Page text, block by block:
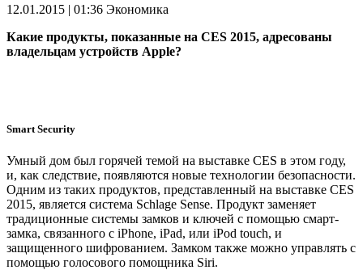
12.01.2015 | 01:36 Экономика
Какие продукты, показанные на CES 2015, адресованы
владельцам устройств Apple?
Smart Security
Умный дом был горячей темой на выставке CES в этом году,
и, как следствие, появляются новые технологии безопасности.
Одним из таких продуктов, представленный на выставке CES
2015, является система Schlage Sense. Продукт заменяет
традиционные системы замков и ключей с помощью смарт-
замка, связанного с iPhone, iPad, или iPod touch, и
защищенного шифрованием. Замком также можно управлять с
помощью голосового помощника Siri.